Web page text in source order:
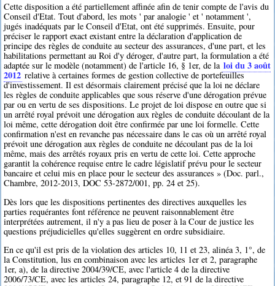
Cette disposition a été partiellement affinée afin de tenir compte de l'avis du
Conseil d'Etat. Tout d'abord, les mots ' par analogie ' et ' notamment ',
jugés inadéquats par le Conseil d'Etat, ont été supprimés. Ensuite, pour
préciser le rapport exact existant entre la déclaration d'application de
principe des règles de conduite au secteur des assurances, d'une part, et les
habilitations permettant au Roi d'y déroger, d'autre part, la formulation a été
adaptée sur le modèle (notamment) de l'article 16, § 1er, de la loi du 3 août
2012 relative à certaines formes de gestion collective de portefeuilles
d'investissement. Il est désormais clairement précisé que la loi ne déclare
les règles de conduite applicables que sous réserve d'une dérogation prévue
par ou en vertu de ses dispositions. Le projet de loi dispose en outre que si
un arrêté royal prévoit une dérogation aux règles de conduite découlant de la
loi même, cette dérogation doit être confirmée par une loi formelle. Cette
confirmation n'est en revanche pas nécessaire dans le cas où un arrêté royal
prévoit une dérogation aux règles de conduite ne découlant pas de la loi
même, mais des arrêtés royaux pris en vertu de cette loi. Cette approche
garantit la cohérence requise entre le cadre législatif prévu pour le secteur
bancaire et celui mis en place pour le secteur des assurances » (Doc. parl.,
Chambre, 2012-2013, DOC 53-2872/001, pp. 24 et 25).
Dès lors que les dispositions pertinentes des directives auxquelles les
parties requérantes font référence ne peuvent raisonnablement être
interprétées autrement, il n'y a pas lieu de poser à la Cour de justice les
questions préjudicielles qu'elles suggèrent en ordre subsidiaire.
En ce qu'il est pris de la violation des articles 10, 11 et 23, alinéa 3, 1°, de
la Constitution, lus en combinaison avec les articles 1er et 2, paragraphe
1er, a), de la directive 2004/39/CE, avec l'article 4 de la directive
2006/73/CE, avec les articles 24, paragraphe 12, et 91 de la directive